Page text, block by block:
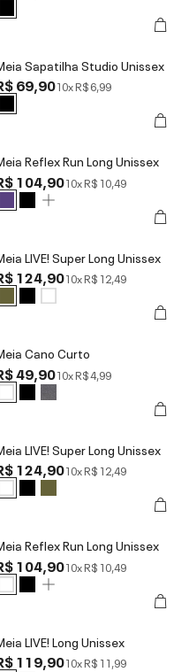
Sapatilha Studio Unissex
69,9010xR$ 6,99
Reflex Run Long Unissex
104,9010xR$ 10,49
LIVE! Super Long Unissex
124,9010xR$ 12,49
Cano Curto
49,9010xR$ 4,99
LIVE! Super Long Unissex
124,9010xR$ 12,49
Reflex Run Long Unissex
104,9010xR$ 10,49
LIVE! Long Unissex
119,9010xR$ 11,99